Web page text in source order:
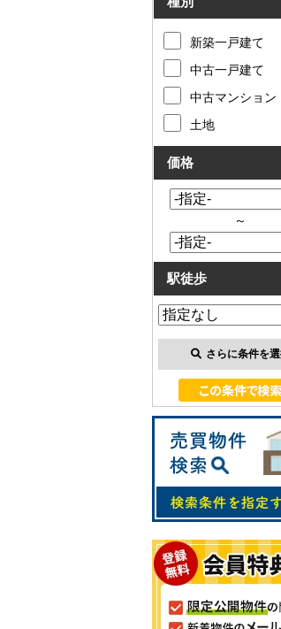
新築一戸建て
中古一戸建て
中古マンション
土地
価格
～
駅徒歩
さらに条件を